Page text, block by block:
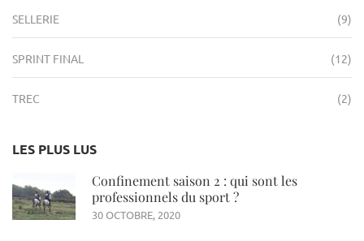
SELLERIE (9)
SPRINT FINAL (12)
TREC (2)
LES PLUS LUS
Confinement saison 2 : qui sont les
professionnels du sport ?
30 OCTOBRE, 2020